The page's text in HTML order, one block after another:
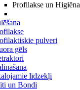
Profilakse un Higiēna
pulveri
gēls
līdzekļi
un Bondi